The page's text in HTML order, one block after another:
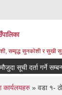
सम्वृद्ध सुनकाेशी र सुखी
सूची दर्ता गर्ने सम्बन्धी
कार्यलयहरु » वडा १-